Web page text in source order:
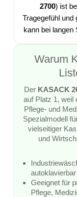
2700) ist
Tragegefühl
kann bei langen
Warum
Der KASACK
auf Platz 1, weil
Pflege- und
Spezialmodell
vielseitiger
und
autoklavierbar
Geeignet für
Pflege,